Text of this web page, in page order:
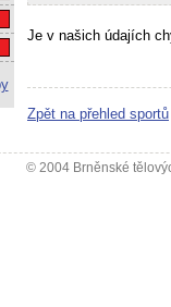
Je v našich údajích
Zpět na přehled sportů
© 2004 Brněnské